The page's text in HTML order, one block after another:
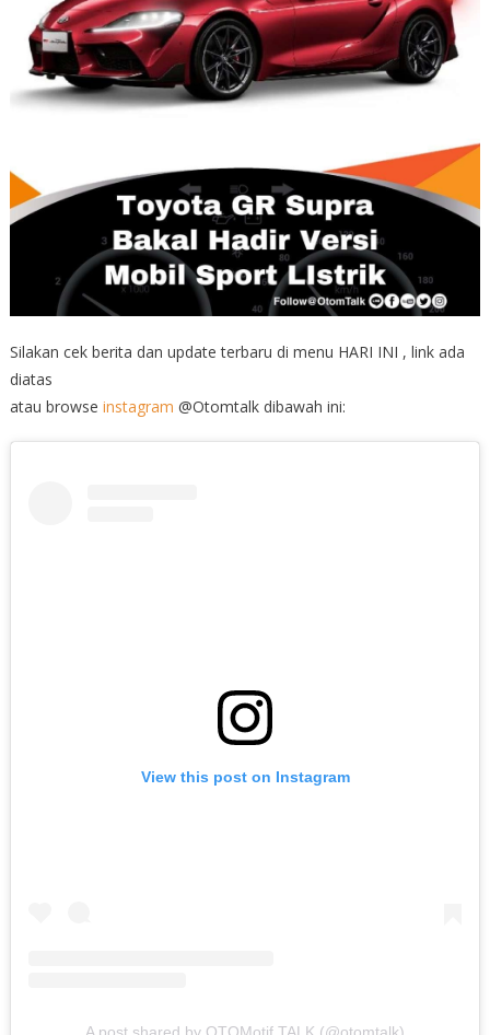
Silakan cek berita dan update terbaru di menu HARI INI , link ada
diatas
atau browse instagram @Otomtalk dibawah ini:
View this post on Instagram